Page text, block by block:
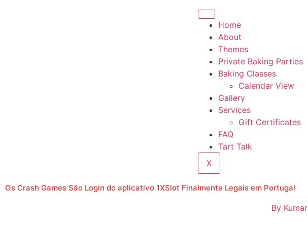
Home
About
Themes
Private Baking Parties
Baking Classes
Calendar View
Gallery
Services
Gift Certificates
FAQ
Tart Talk
X
Os Crash Games São Login do aplicativo 1XSlot Finalmente Legais em Portugal
ByKumar